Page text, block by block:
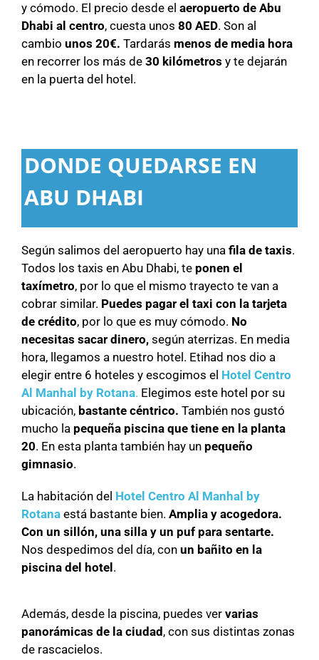
y cómodo. El precio desde el aeropuerto de Abu
Dhabi al centro, cuesta unos 80 AED. Son al
cambio unos 20€. Tardarás menos de media hora
en recorrer los más de 30 kilómetros y te dejarán
en la puerta del hotel.
DONDE QUEDARSE EN
ABU DHABI
Según salimos del aeropuerto hay una fila de taxis.
Todos los taxis en Abu Dhabi, te ponen el
taxímetro, por lo que el mismo trayecto te van a
cobrar similar. Puedes pagar el taxi con la tarjeta
de crédito, por lo que es muy cómodo. No
necesitas sacar dinero, según aterrizas. En media
hora, llegamos a nuestro hotel. Etihad nos dio a
elegir entre 6 hoteles y escogimos el Hotel Centro
Al Manhal by Rotana. Elegimos este hotel por su
ubicación, bastante céntrico. También nos gustó
mucho la pequeña piscina que tiene en la planta
20. En esta planta también hay un pequeño
gimnasio.
La habitación del Hotel Centro Al Manhal by
Rotana está bastante bien. Amplia y acogedora.
Con un sillón, una silla y un puf para sentarte.
Nos despedimos del día, con un bañito en la
piscina del hotel .
Además, desde la piscina, puedes ver varias
panorámicas de la ciudad , con sus distintas zonas
de rascacielos.